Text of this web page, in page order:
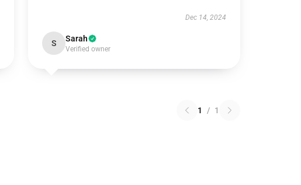
Dec 14, 2024
S Sarah
Verified owner
1 / 1